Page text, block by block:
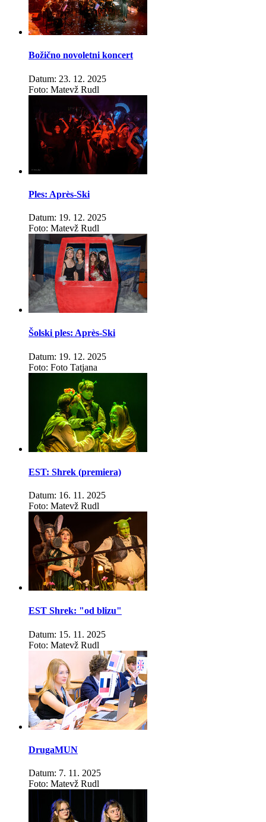
Božično novoletni koncert
Datum: 23. 12. 2025
Foto: Matevž Rudl
Ples: Après-Ski
Datum: 19. 12. 2025
Foto: Matevž Rudl
Šolski ples: Après-Ski
Datum: 19. 12. 2025
Foto: Foto Tatjana
EST: Shrek (premiera)
Datum: 16. 11. 2025
Foto: Matevž Rudl
EST Shrek: "od blizu"
Datum: 15. 11. 2025
Foto: Matevž Rudl
DrugaMUN
Datum: 7. 11. 2025
Foto: Matevž Rudl